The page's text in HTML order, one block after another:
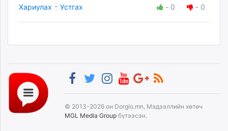
Хариулах · Устгах - 0 - 0
© 2013-2026 он Dorgio.mn, Мэдээллийн хөтөч
MGL Media Group бүтээсэн.